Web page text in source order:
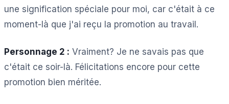
une signification spéciale pour moi, car c'était à ce
moment-là que j'ai reçu la promotion au travail.
Personnage 2 : Vraiment? Je ne savais pas que
c'était ce soir-là. Félicitations encore pour cette
promotion bien méritée.